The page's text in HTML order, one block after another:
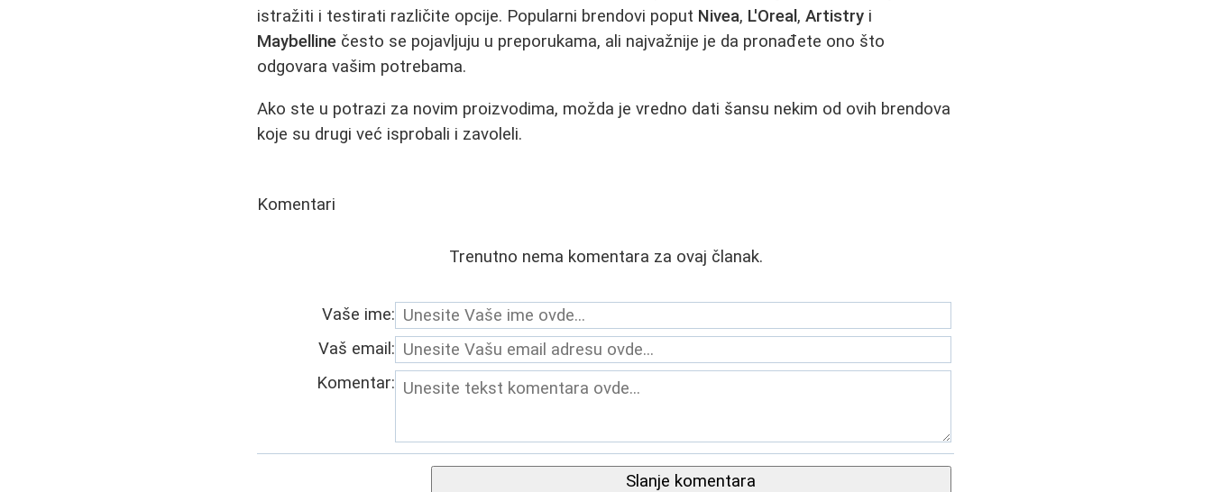
istražiti i testirati različite opcije. Popularni brendovi poput Nivea, L'Oreal ,Artistry i
Maybelline često se pojavljuju u preporukama, ali najvažnije je da pronađete ono što
odgovara vašim potrebama.
Ako ste u potrazi za novim proizvodima, možda je vredno dati šansu nekim od ovih brendova
koje su drugi već isprobali i zavoleli.
Komentari
Trenutno nema komentara za ovaj članak.
Vaše ime:
Vaš email:
Komentar:
Slanje komentara